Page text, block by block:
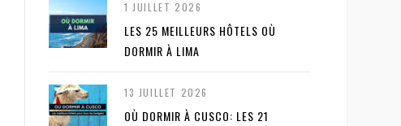
1 JUILLET 2026
LES 25 MEILLEURS HÔTELS OÙ
DORMIR À LIMA
13 JUILLET 2026
OÙ DORMIR À CUSCO: LES 21